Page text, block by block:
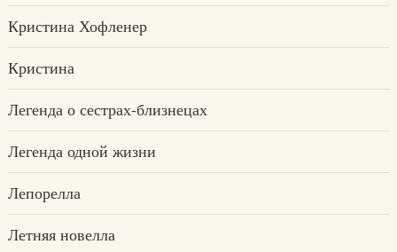
Кристина Хофленер
Кристина
Легенда о сестрах-близнецах
Легенда одной жизни
Лепорелла
Летняя новелла